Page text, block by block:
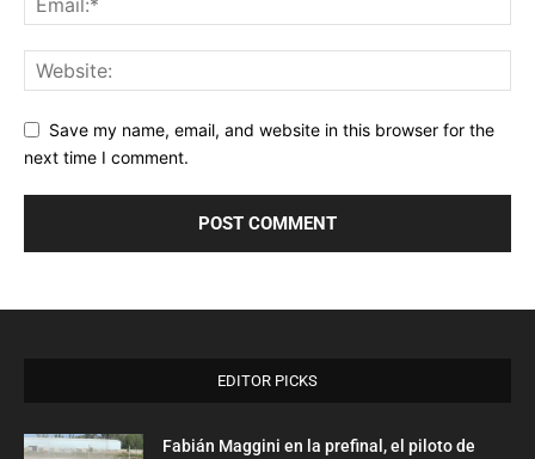
Save my name, email, and website in this browser for the
next time I comment.
EDITOR PICKS
Fabián Maggini en la prefinal, el piloto de